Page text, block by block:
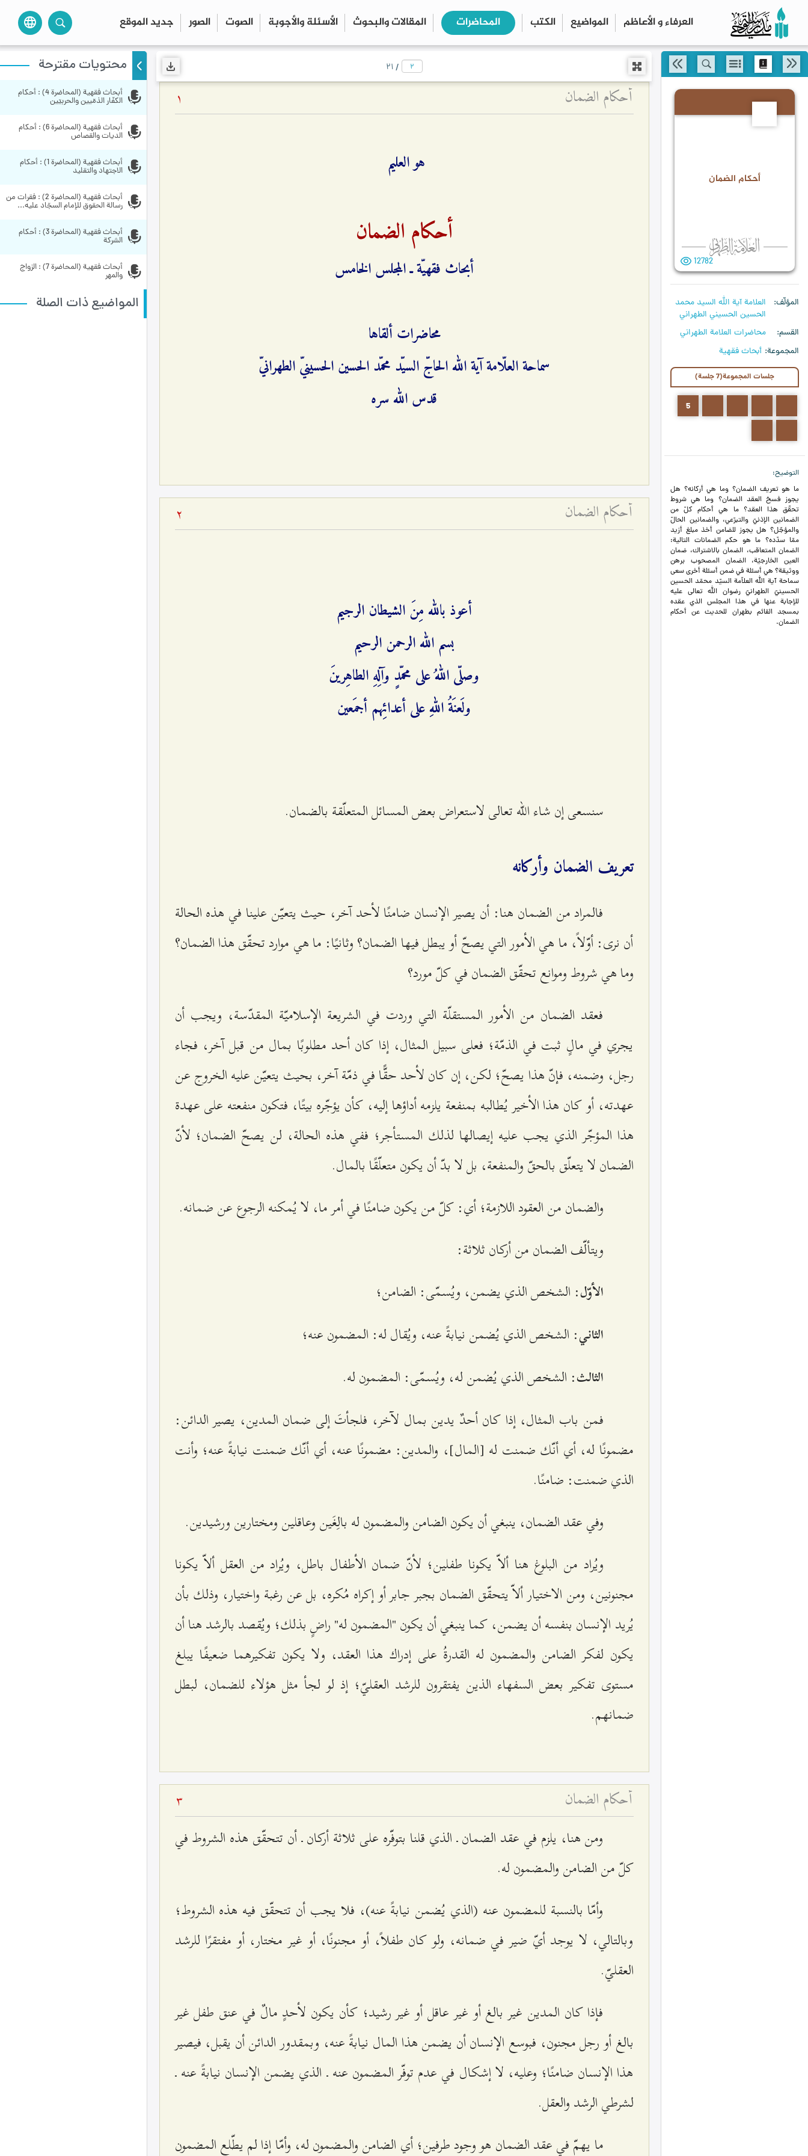
العرفاء و الأعاظم المواضیع الكتب المحاضرات المقالات والبحوث الأسئلة والأجوبة الصوت الصور جديد الموقع language search
close
أحكام الضمان
12782
المؤلّف
العلامة آیة الله السيد محمد
الحسين الحسيني الطهراني
القسم
محاضرات العلامة الطهراني
المجموعة أبحاث فقهية
جلسات المجموعة(7 جلسة)
5
التوضيح
ما هو تعريف الضمان؟ وما هي أركانه؟ هل
يجوز فسخ العقد الضمان؟ وما هي شروط
تحقّق هذا العقد؟ ما هي أحكام كلّ من
الضمانين الإذنيّ والتبرّعي، والضمانين الحالّ
والمؤجّل؟ هل يجوز للضامن أخذ مبلغ أزيد
ممّا سدّده؟ ما هو حكم الضمانات التالية:
الضمان المتعاقب، الضمان بالاشتراك، ضمان
العين الخارجيّة، الضمان المصحوب برهن
ووثيقة؟ هي أسئلة في ضمن أسئلة أخرى سعى
سماحة آية الله العلاّمة السيّد محمّد الحسين
الحسينيّ الطهرانيّ رضوان الله تعالى عليه
للإجابة عنها في هذا المجلس الذي عقده
بمسجد القائم بطهران للحديث عن أحكام
الضمان.
/ ۲۱
أحكام الضمان 1
هو العليم
أحكام الضمان
أبحاث فقهيّة ـ المجلس الخامس
محاضرات ألقاها
سماحة العلّامة آية الله الحاجّ السيّد محمّد الحسين الحسينيّ الطهرانيّ
قدس الله سره
أحكام الضمان 2
أعوذ بالله مِنَ الشيطان الرجيم
بسم الله الرحمن الرحيم
وصلّى اللهُ على محمّدٍ وآلِهِ الطاهِرينَ
ولَعنَةُ اللهِ على أعدائِهم أجمَعين
سنسعى إن شاء الله تعالى لاستعراض بعض المسائل المتعلّقة بالضمان.
تعريف الضمان وأركانه
فالمراد من الضمان هنا: أن يصير الإنسان ضامنًا لأحد آخر، حيث يتعيّن علينا في هذه الحالة
أن نرى: أوّلاً، ما هي الأمور التي يصحّ أو يبطل فيها الضمان؟ وثانيًا: ما هي موارد تحقّق هذا الضمان؟
وما هي شروط وموانع تحقّق الضمان في كلّ مورد؟
فعقد الضمان من الأمور المستقلّة التي وردت في الشريعة الإسلاميّة المقدّسة، ويجب أن
يجري في مالٍ ثبت في الذمّة؛ فعلى سبيل المثال، إذا كان أحد مطلوبًا بمال من قبل آخر، فجاء
رجل، وضمنه، فإنّ هذا يصحّ؛ لكن، إن كان لأحد حقًّا في ذمّة آخر، بحيث يتعيّن عليه الخروج عن
عهدته، أو كان هذا الأخير يُطالبه بمنفعة يلزمه أداؤها إليه، كأن يؤجّره بيتًا، فتكون منفعته على عهدة
هذا المؤجّر الذي يجب عليه إيصالها لذلك المستأجر؛ ففي هذه الحالة، لن يصحّ الضمان؛ لأنّ
الضمان لا يتعلّق بالحقّ والمنفعة، بل لا بدّ أن يكون متعلّقًا بالمال.
والضمان من العقود اللازمة؛ أي: كلّ من يكون ضامنًا في أمر ما، لا يُمكنه الرجوع عن ضمانه.
ويتألّف الضمان من أركان ثلاثة:
الأوّل: الشخص الذي يضمن، ويُسمّى: الضامن؛
الثاني: الشخص الذي يُضمن نيابةً عنه، ويُقال له: المضمون عنه؛
الثالث: الشخص الذي يُضمن له، ويُسمّى: المضمون له.
فمن باب المثال، إذا كان أحدٌ يدين بمال لآخر، فلجأتَ إلى ضمان المدين، يصير الدائن:
مضمونًا له، أي أنّك ضمنت له [المال]، والمدين: مضمونًا عنه، أي أنّك ضمنت نيابةً عنه؛ وأنت
الذي ضمنت: ضامنًا.
وفي عقد الضمان، ينبغي أن يكون الضامن والمضمون له بالِغَين وعاقلين ومختارين ورشيدين.
ويُراد من البلوغ هنا ألاّ يكونا طفلين؛ لأنّ ضمان الأطفال باطل، ويُراد من العقل ألاّ يكونا
مجنونين، ومن الاختيار ألاّ يتحقّق الضمان بجبر جابر أو إكراه مُكره، بل عن رغبة واختيار، وذلك بأن
يُريد الإنسان بنفسه أن يضمن، كما ينبغي أن يكون "المضمون له" راضٍ بذلك؛ ويُقصد بالرشد هنا أن
يكون لفكر الضامن والمضمون له القدرةُ على إدراك هذا العقد، ولا يكون تفكيرهما ضعيفًا يبلغ
مستوى تفكير بعض السفهاء الذين يفتقرون للرشد العقليّ؛ إذ لو لجأ مثل هؤلاء للضمان، لبطل
ضمانهم.
أحكام الضمان 3
ومن هنا، يلزم في عقد الضمان ـ الذي قلنا بتوفّره على ثلاثة أركان ـ أن تتحقّق هذه الشروط في
كلّ من الضامن والمضمون له.
وأمّا بالنسبة للمضمون عنه (الذي يُضمن نيابةً عنه)، فلا يجب أن تتحقّق فيه هذه الشروط؛
وبالتالي، لا يوجد أيّ ضير في ضمانه، ولو كان طفلاً، أو مجنونًا، أو غير مختار، أو مفتقرًا للرشد
العقليّ.
فإذا كان المدين غير بالغ أو غير عاقل أو غير رشيد؛ كأن يكون لأحدٍ مالٌ في عنق طفل غير
بالغ أو رجل مجنون، فبوسع الإنسان أن يضمن هذا المال نيابةً عنه، وبمقدور الدائن أن يقبل، فيصير
هذا الإنسان ضامنًا؛ وعليه، لا إشكال في عدم توفّر المضمون عنه ـ الذي يضمن الإنسان نيابةً عنه ـ
لشرطي الرشد والعقل.
ما يهمّ في عقد الضمان هو وجود طرفين؛ أي الضامن والمضمون له، وأمّا إذا لم يطّلع المضمون
محتويات مقترحة
الكفّار الذمّيين والحربيّين
الديات والقصاص
الاجتهاد والتقليد
رسالة الحقوق للإمام السجّاد عليه...
الشركة
والمهر
المواضيع ذات الصلة